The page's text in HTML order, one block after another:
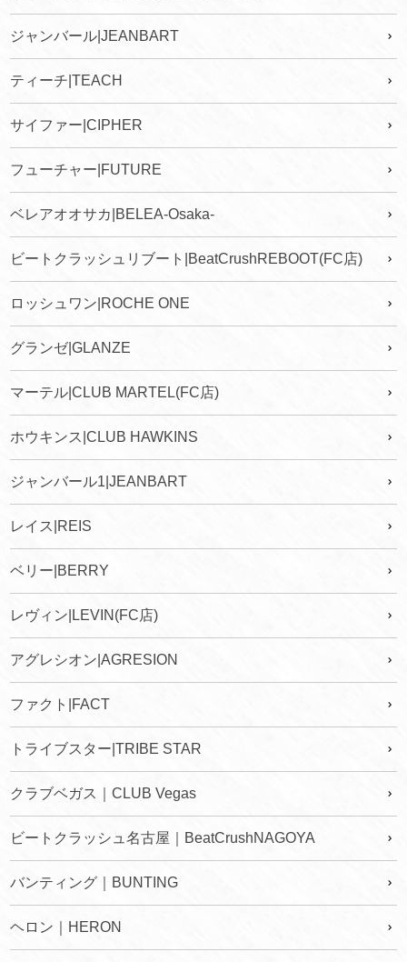
ジャンバール|JEANBART
ティーチ|TEACH
サイファー|CIPHER
フューチャー|FUTURE
ベレアオオサカ|BELEA-Osaka-
ビートクラッシュリブート|BeatCrushREBOOT(FC店)
ロッシュワン|ROCHE ONE
グランゼ|GLANZE
マーテル|CLUB MARTEL(FC店)
ホウキンス|CLUB HAWKINS
ジャンバール1|JEANBART
レイス|REIS
ベリー|BERRY
レヴィン|LEVIN(FC店)
アグレシオン|AGRESION
ファクト|FACT
トライブスター|TRIBE STAR
クラブベガス｜CLUB Vegas
ビートクラッシュ名古屋｜BeatCrushNAGOYA
バンティング｜BUNTING
ヘロン｜HERON